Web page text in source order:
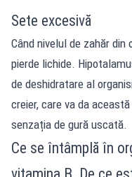
Sete excesivă
Când nivelul de zahăr
pierde lichide.
de deshidratare al
creier, care va da
senzația de gură uscată.
Ce se întâmplă în